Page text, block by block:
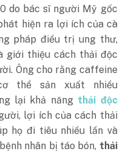
do bác sĩ người Mỹ gốc
hiện ra lợi ích của cà
pháp điều trị ung thư,
giới thiệu cách thải độc
Ông cho rằng caffeine
thể sản xuất nhiều
lại khả năng thải độc
lợi ích của cách thải
họ đi tiêu nhiều lần và
nhân bị táo bón, thải